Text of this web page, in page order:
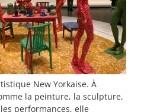
New Yorkaise. À
la peinture, la sculpture,
performances, elle